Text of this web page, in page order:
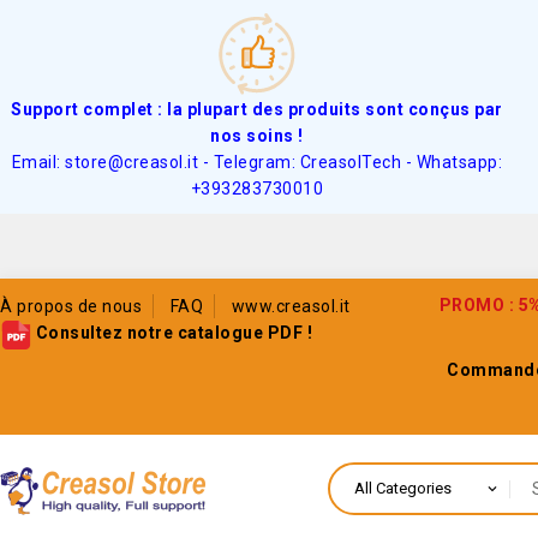
Support complet : la plupart des produits sont conçus par
nos soins !
Email: store@creasol.it - Telegram: CreasolTech - Whatsapp:
+393283730010
À propos de nous FAQ
www.creasol.it
Consultez notre catalogue PDF !
PROMO :